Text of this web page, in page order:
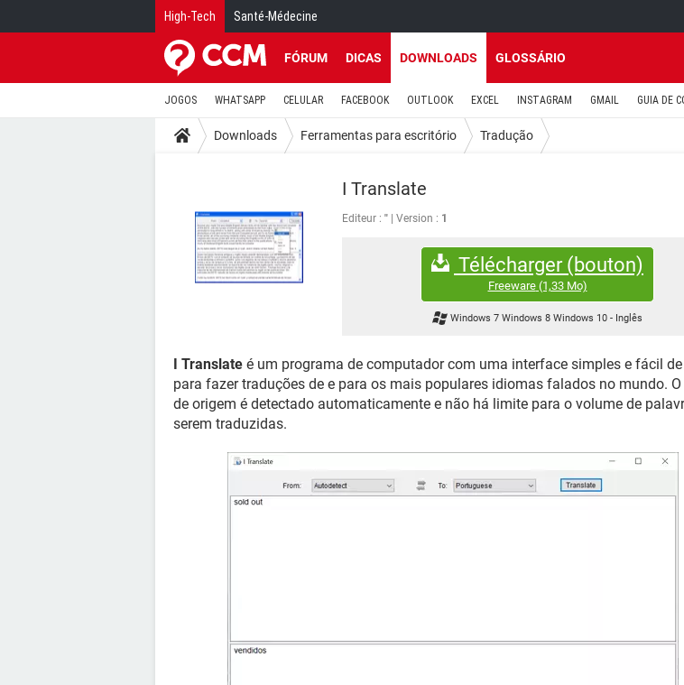
High-Tech Santé-Médecine
FÓRUM DICAS DOWNLOADS GLOSSÁRIO
JOGOS WHATSAPP CELULAR FACEBOOK OUTLOOK EXCEL INSTAGRAM GMAIL GUIA DE
Downloads Ferramentas para escritório Tradução
I Translate
Editeur : " Version : 1
Télécharger (bouton)
Freeware(1,33 Mo)
Windows 7 Windows 8 Windows 10- Inglês
I Translate é um programa de computador com uma interface simples e fácil de
para fazer traduções de e para os mais populares idiomas falados no mundo.
de origem é detectado automaticamente e não há limite para o volume de
serem traduzidas.